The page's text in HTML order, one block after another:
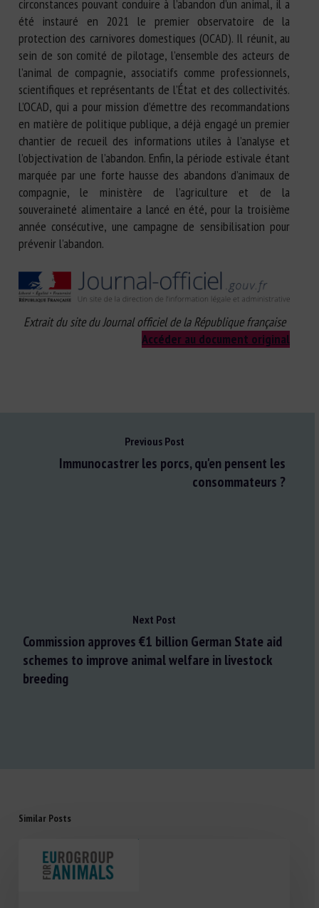
circonstances pouvant conduire à l’abandon d’un animal, il a
été instauré en 2021 le premier observatoire de la
protection des carnivores domestiques (OCAD). Il réunit, au
sein de son comité de pilotage, l’ensemble des acteurs de
l’animal de compagnie, associatifs comme professionnels,
scientifiques et représentants de l’État et des collectivités.
L’OCAD, qui a pour mission d’émettre des recommandations
en matière de politique publique, a déjà engagé un premier
chantier de recueil des informations utiles à l’analyse et
l’objectivation de l’abandon. Enfin, la période estivale étant
marquée par une forte hausse des abandons d’animaux de
compagnie, le ministère de l’agriculture et de la
souveraineté alimentaire a lancé en été, pour la troisième
année consécutive, une campagne de sensibilisation pour
prévenir l’abandon.
Extrait du site du Journal officiel de la République française
Accéder au document original
Previous Post
Immunocastrer les porcs, qu'en pensent les
consommateurs ?
Next Post
Commission approves €1 billion German State aid
schemes to improve animal welfare in livestock
breeding
Similar Posts